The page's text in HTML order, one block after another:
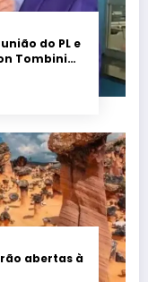
do PL e
Tombini
abertas à